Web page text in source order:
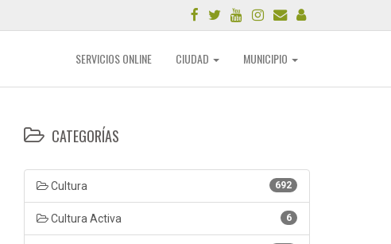
SERVICIOS ONLINE CIUDAD MUNICIPIO
CATEGORÍAS
692
Cultura
6
Cultura Activa